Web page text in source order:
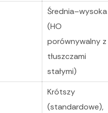
Średnia–wysoka
(HO
porównywalny z
tłuszczami
stałymi)
Krótszy
(standardowe),